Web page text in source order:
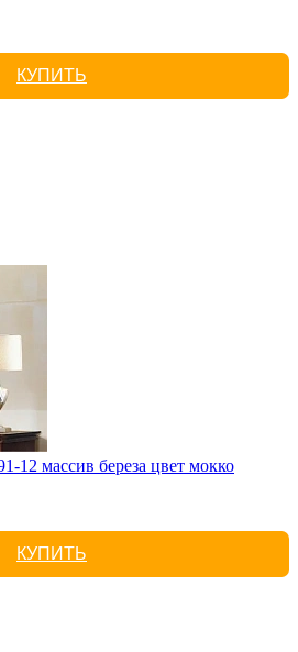
КУПИТЬ
12 массив береза цвет мокко
КУПИТЬ